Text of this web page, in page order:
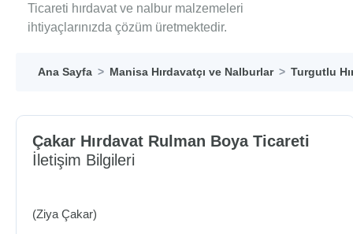
Ticareti hırdavat ve nalbur malzemeleri
ihtiyaçlarınızda çözüm üretmektedir.
Ana Sayfa Manisa Hırdavatçı ve Nalburlar Turgutlu
Çakar Hırdavat Rulman Boya Ticareti
İletişim Bilgileri
(Ziya Çakar)